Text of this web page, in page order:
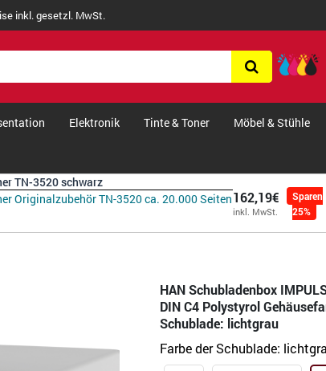
inkl. gesetzl. MwSt.
Elektronik Tinte & Toner Möbel & Stühle
TN-3520 schwarz
Originalzubehör TN-3520 ca. 20.000 Seiten162,19€
inkl. MwSt.
Sparen
25%
HAN Schubladenbox
DIN C4 Polystyrol
Schublade: lichtgrau
Farbe der Schublade: